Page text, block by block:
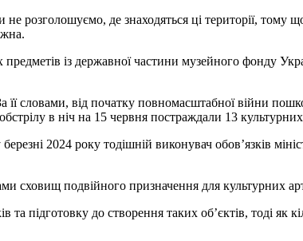
де знаходяться ці території, тому
із державної частини музейного фонду
її словами, від початку повномасштабної війни
в ніч на 15 червня постраждали 13 культурних
2024 року тодішній виконувач обов’язків
сховищ подвійного призначення для культурних
до створення таких об’єктів, тоді як